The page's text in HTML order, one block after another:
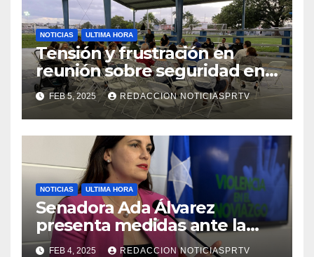
NOTICIAS ULTIMA HORA
Tensión y frustración en
reunión sobre seguridad en
Reparto Metropolitano
FEB 5, 2025 REDACCION NOTICIASPRTV
NOTICIAS ULTIMA HORA
Senadora Ada Álvarez
presenta medidas ante la
violencia en el noviazgo
FEB 4, 2025 REDACCION NOTICIASPRTV